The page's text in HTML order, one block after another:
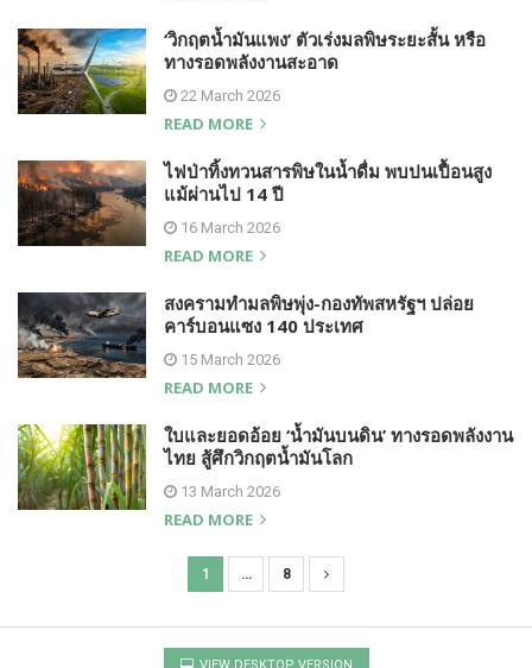
‘วิกฤตน้ำมันแพง’ ตัวเร่งมลพิษระยะสั้น หรือ
ทางรอดพลังงานสะอาด
22 March 2026
READ MORE
ไฟป่าทิ้งทวนสารพิษในน้ำดื่ม พบปนเปื้อนสูง
แม้ผ่านไป 14 ปี
16 March 2026
READ MORE
สงครามทำมลพิษพุ่ง-กองทัพสหรัฐฯ ปล่อย
คาร์บอนแซง 140 ประเทศ
15 March 2026
READ MORE
ใบและยอดอ้อย ‘น้ำมันบนดิน’ ทางรอดพลังงาน
ไทย สู้ศึกวิกฤตน้ำมันโลก
13 March 2026
READ MORE
o
1 … 8